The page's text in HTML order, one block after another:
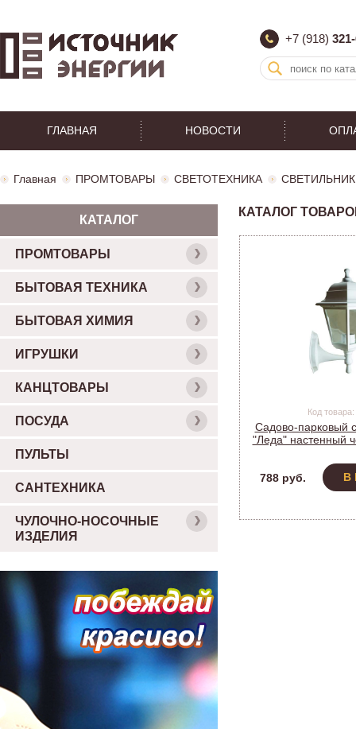
+7 (918)
ГЛАВНАЯ НОВОСТИ
Главная ПРОМТОВАРЫ СВЕТОТЕХНИКА
КАТАЛОГ
Код
Садово-парковый
"Леда" настенный
788 руб.
В
КАТАЛОГ
ПРОМТОВАРЫ
БЫТОВАЯ ТЕХНИКА
БЫТОВАЯ ХИМИЯ
ИГРУШКИ
КАНЦТОВАРЫ
ПОСУДА
ПУЛЬТЫ
САНТЕХНИКА
ЧУЛОЧНО-НОСОЧНЫЕ
ИЗДЕЛИЯ